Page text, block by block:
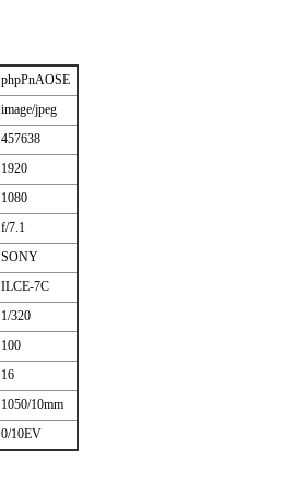
phpPnAOSE
image/jpeg
457638
1920
1080
f/7.1
SONY
ILCE-7C
1/320
100
16
1050/10mm
0/10EV